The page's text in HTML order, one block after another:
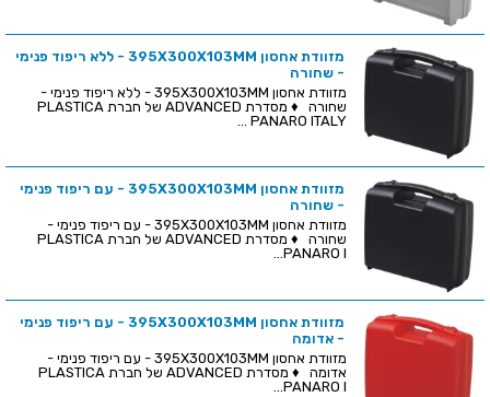
מזוודת אחסון 395X300X103MM - ללא ריפוד פנימי
- שחורה
מזוודת אחסון 395X300X103MM - ללא ריפוד פנימי -
שחורה ♦ מסדרת ADVANCED של חברת PLASTICA
PANARO ITALY ...
מזוודת אחסון 395X300X103MM - עם ריפוד פנימי
- שחורה
מזוודת אחסון 395X300X103MM - עם ריפוד פנימי -
שחורה ♦ מסדרת ADVANCED של חברת PLASTICA
PANARO I...
מזוודת אחסון 395X300X103MM - עם ריפוד פנימי
- אדומה
מזוודת אחסון 395X300X103MM - עם ריפוד פנימי -
אדומה ♦ מסדרת ADVANCED של חברת PLASTICA
PANARO I...